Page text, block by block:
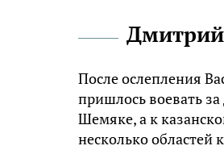
После ослепления
пришлось воевать
Шемяке, а к
несколько областей